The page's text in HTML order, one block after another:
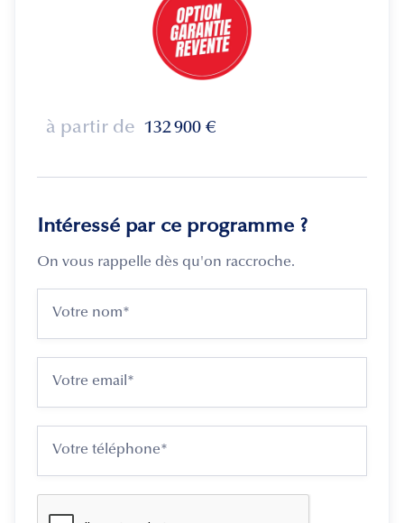
à partir de 132 900 €
Intéressé par ce programme ?
On vous rappelle dès qu'on raccroche.